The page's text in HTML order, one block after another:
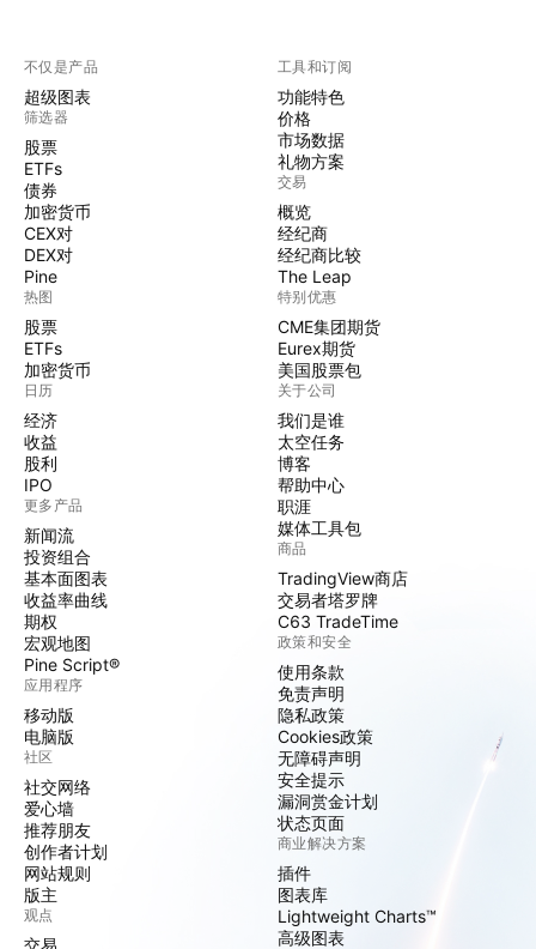
不仅是产品
超级图表
筛选器
股票
ETFs
债券
加密货币
CEX对
DEX对
Pine
热图
股票
ETFs
加密货币
日历
经济
收益
股利
IPO
更多产品
新闻流
投资组合
基本面图表
收益率曲线
期权
宏观地图
Pine Script®
应用程序
移动版
电脑版
社区
社交网络
爱心墙
推荐朋友
创作者计划
网站规则
版主
观点
交易
工具和订阅
功能特色
价格
市场数据
礼物方案
交易
概览
经纪商
经纪商比较
The Leap
特别优惠
CME集团期货
Eurex期货
美国股票包
关于公司
我们是谁
太空任务
博客
帮助中心
职涯
媒体工具包
商品
TradingView商店
交易者塔罗牌
C63 TradeTime
政策和安全
使用条款
免责声明
隐私政策
Cookies政策
无障碍声明
安全提示
漏洞赏金计划
状态页面
商业解决方案
插件
图表库
Lightweight Charts™
高级图表